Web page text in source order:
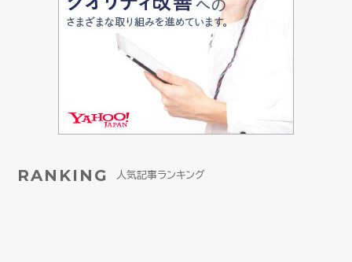
RANKING 人気記事ランキング